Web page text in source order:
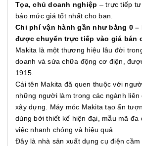
Tọa, chủ doanh nghiệp – trực tiếp
báo mức giá tốt nhất cho bạn.
Chi phí vận hành gần như bằng 0 –
được chuyển trực tiếp vào giá bán
Makita là một thương hiệu lâu đời
doanh và sửa chữa động cơ điện,
1915.
Cái tên Makita đã quen thuộc với
những người làm trong các ngành liên
xây dựng. Máy móc Makita tạo ấn
dùng bởi thiết kế hiện đại, mẫu mã đa
việc nhanh chóng và hiệu quả
Đây là nhà sản xuất dụng cụ điện